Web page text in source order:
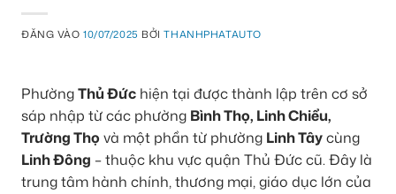
ĐĂNG VÀO10/07/2025 BỞITHANHPHATAUTO
PhườngThủ Đức hiện tại được thành lập trên cơ sở
sáp nhập từ các phường Bình Thọ, Linh Chiểu,
Trường Thọ và một phần từ phường Linh Tâycùng
Linh Đông – thuộc khu vực quận Thủ Đức cũ. Đây là
trung tâm hành chính, thương mại, giáo dục lớn của